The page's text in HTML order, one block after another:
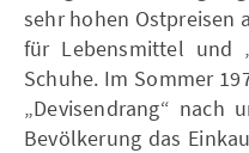
sehr hohen Ostpreisen
für Lebensmittel und
Schuhe. Im Sommer
„Devisendrang“ nach
Bevölkerung das